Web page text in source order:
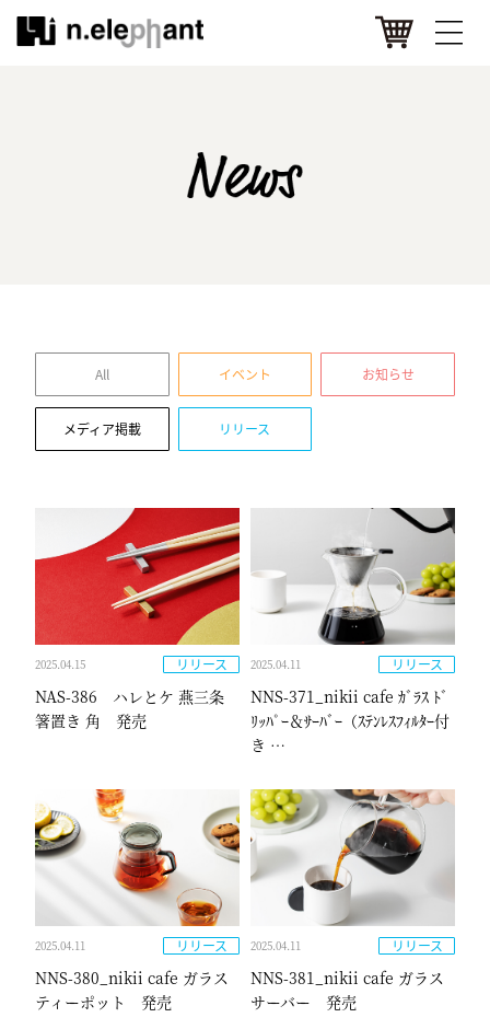
All イベント お知らせ
メディア掲載 リリース
2025.04.15 リリース
NAS-386 ハレとケ 燕三条
箸置き 角 発売
2025.04.11 リリース
NNS-371_nikii cafe ｶﾞﾗｽ ﾄﾞ
ﾘｯﾊﾟｰ＆ｻｰﾊﾞｰ（ｽﾃﾝﾚｽﾌｨﾙﾀｰ付
き …
2025.04.11 リリース
NNS-380_nikii cafe ガラス
ティーポット 発売
2025.04.11 リリース
NNS-381_nikii cafe ガラス
サーバー 発売